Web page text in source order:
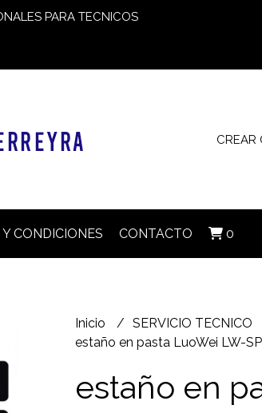
PARA TECNICOS
CREAR
CONDICIONES CONTACTO 0
Inicio SERVICIO TECNICO
estaño en pasta LuoWei LW-
estaño en